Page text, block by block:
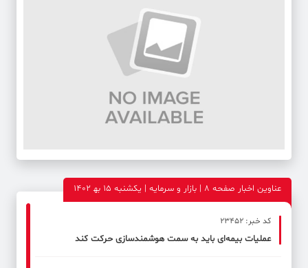
عناوین اخبار صفحه ۸ | بازار و سرمایه | یکشنبه 15 به‍ 1402
کد خبر: 23452
عملیات بیمه‌ای باید به سمت هوشمندسازی حركت كند